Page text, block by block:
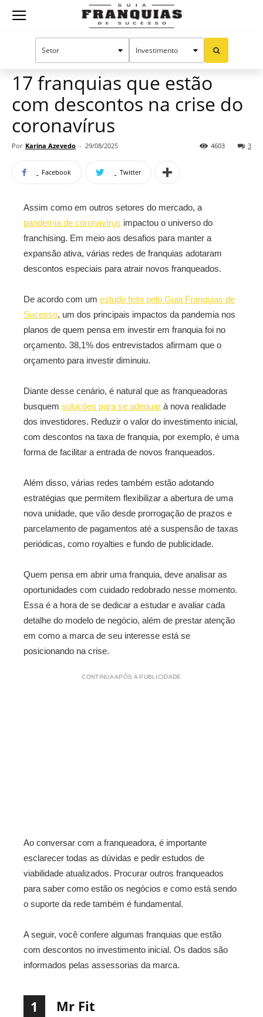
Guia
Oportunidades e tendências
17 franquias que estão
com descontos na crise do
coronavírus
Por Karina Azevedo - 29/08/2025 3
4603
Facebook Twitter
Assim como em outros setores do mercado, a
pandemia de coronavírus impactou o universo do
franchising. Em meio aos desafios para manter a
expansão ativa, várias redes de franquias adotaram
descontos especiais para atrair novos franqueados.
De acordo com um estudo feito pelo Guia Franquias de
Sucesso, um dos principais impactos da pandemia nos
planos de quem pensa em investir em franquia foi no
orçamento. 38,1% dos entrevistados afirmam que o
orçamento para investir diminuiu.
Diante desse cenário, é natural que as franqueadoras
busquem soluções para se adequar à nova realidade
dos investidores. Reduzir o valor do investimento inicial,
com descontos na taxa de franquia, por exemplo, é uma
forma de facilitar a entrada de novos franqueados.
Além disso, várias redes também estão adotando
estratégias que permitem flexibilizar a abertura de uma
nova unidade, que vão desde prorrogação de prazos e
parcelamento de pagamentos até a suspensão de taxas
periódicas, como royalties e fundo de publicidade.
Quem pensa em abrir uma franquia, deve analisar as
oportunidades com cuidado redobrado nesse momento.
Essa é a hora de se dedicar a estudar e avaliar cada
detalhe do modelo de negócio, além de prestar atenção
em como a marca de seu interesse está se
posicionando na crise.
CONTINUA APÓS A PUBLICIDADE
Ao conversar com a franqueadora, é importante
esclarecer todas as dúvidas e pedir estudos de
viabilidade atualizados. Procurar outros franqueados
para saber como estão os negócios e como está sendo
o suporte da rede também é fundamental.
A seguir, você confere algumas franquias que estão
com descontos no investimento inicial. Os dados são
informados pelas assessorias da marca.
1 Mr Fit